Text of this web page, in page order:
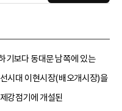
기보다 동대문 남쪽에 있는
시대 이현시장(배오개시장)을
강점기에 개설된